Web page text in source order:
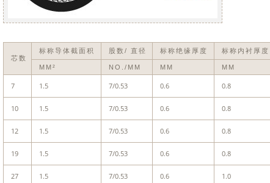
芯数
标称导体截面积 股数/ 直径 标称绝缘厚度 标称内衬厚度
MM² NO./MM MM MM
7 1.5 7/0.53 0.6 0.8
10 1.5 7/0.53 0.6 0.8
12 1.5 7/0.53 0.6 0.8
19 1.5 7/0.53 0.6 0.8
27 1.5 7/0.53 0.6 1.0